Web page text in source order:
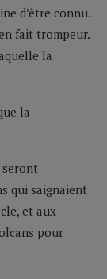
d’être connu.
fait trompeur.
la
la
seront
qui saignaient
et aux
pour